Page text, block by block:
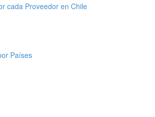
cada Proveedor en Chile
Países